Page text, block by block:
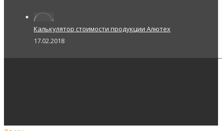
Калькулятор стоимости продукции Алютех
17.02.2018